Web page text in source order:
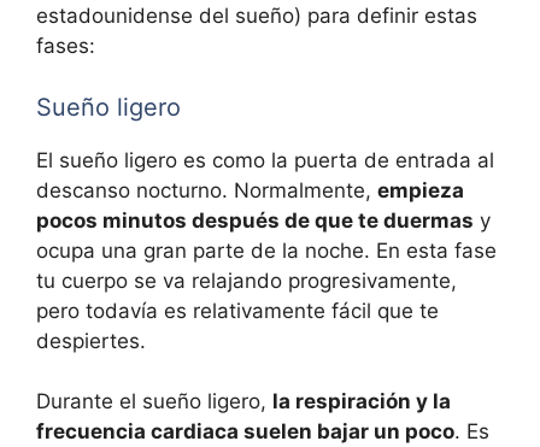
estadounidense del sueño) para definir estas
fases:
Sueño ligero
El sueño ligero es como la puerta de entrada al
descanso nocturno. Normalmente, empieza
pocos minutos después de que te duermas y
ocupa una gran parte de la noche. En esta fase
tu cuerpo se va relajando progresivamente,
pero todavía es relativamente fácil que te
despiertes.
Durante el sueño ligero, la respiración y la
frecuencia cardiaca suelen bajar un poco. Es